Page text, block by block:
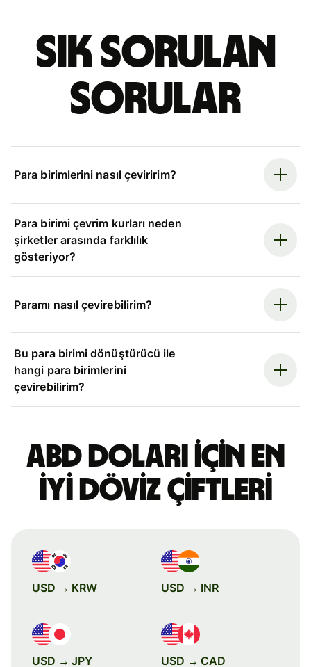
Sık sorulan
sorular
Para birimlerini nasıl çeviririm?
Para birimi çevrim kurları neden
şirketler arasında farklılık
gösteriyor?
Paramı nasıl çevirebilirim?
Bu para birimi dönüştürücü ile
hangi para birimlerini
çevirebilirim?
ABD doları için en
iyi döviz çiftleri
USD → KRW USD → INR
USD → JPY USD → CAD